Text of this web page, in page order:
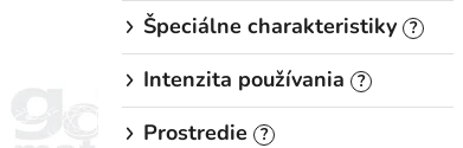
Špeciálne charakteristiky ?
Intenzita používania ?
Prostredie ?